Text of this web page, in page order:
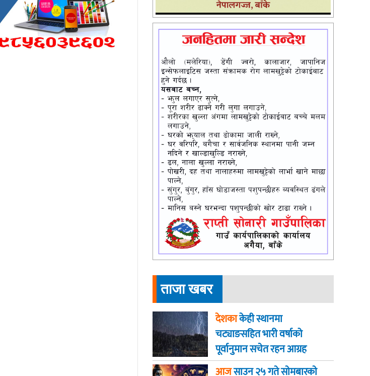
ताजा खबर
देशकाकेही स्थानमा
चट्याङसहित भारी वर्षाको
पूर्वानुमान सचेत रहन आग्रह
आजसाउन २५ गते साेमबारकाे